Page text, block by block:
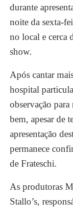
durante
noite da sexta-
no local e cerca
show.
Após cantar
hospital
observação para
bem, apesar de
apresentação
permanece
de Frateschi.
As produtoras
Stallo’s,